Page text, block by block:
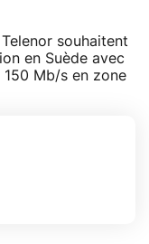
souhaitent
en Suède avec
Mb/s en zone